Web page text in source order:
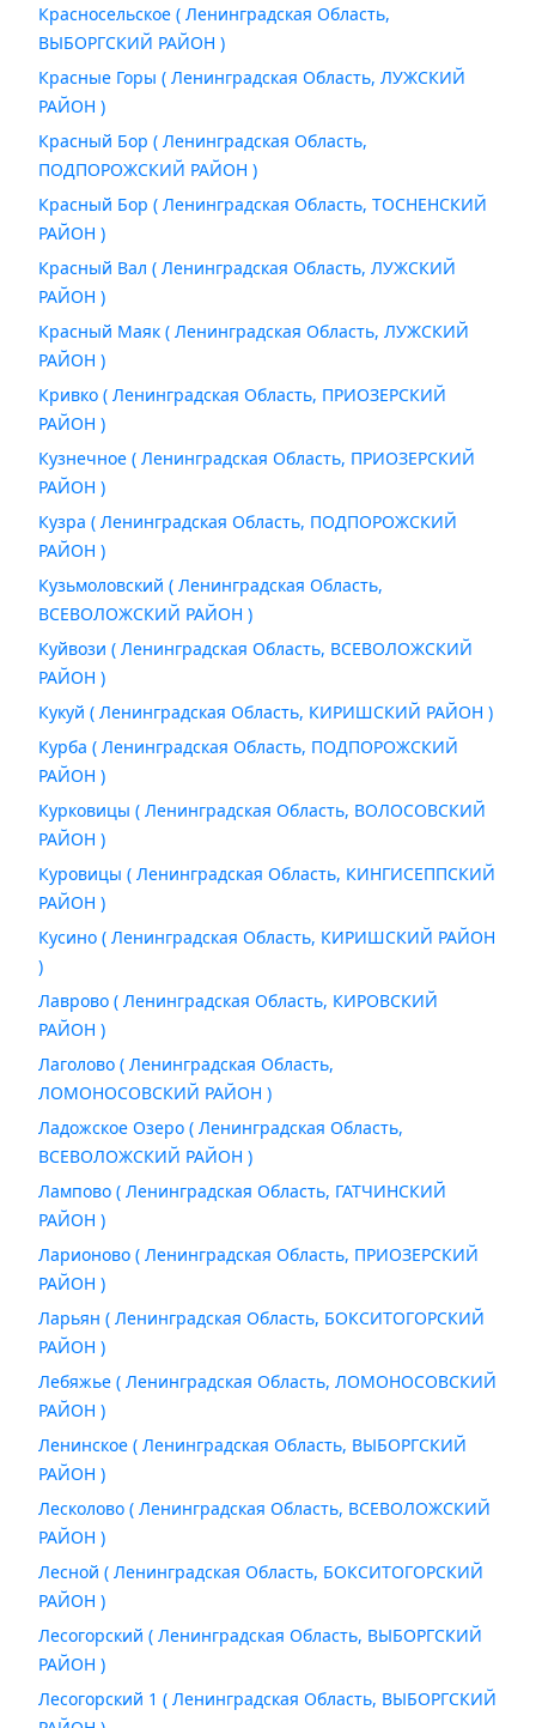
Красносельское ( Ленинградская Область,
ВЫБОРГСКИЙ РАЙОН )
Красные Горы ( Ленинградская Область, ЛУЖСКИЙ
РАЙОН )
Красный Бор ( Ленинградская Область,
ПОДПОРОЖСКИЙ РАЙОН )
Красный Бор ( Ленинградская Область, ТОСНЕНСКИЙ
РАЙОН )
Красный Вал ( Ленинградская Область, ЛУЖСКИЙ
РАЙОН )
Красный Маяк ( Ленинградская Область, ЛУЖСКИЙ
РАЙОН )
Кривко ( Ленинградская Область, ПРИОЗЕРСКИЙ
РАЙОН )
Кузнечное ( Ленинградская Область, ПРИОЗЕРСКИЙ
РАЙОН )
Кузра ( Ленинградская Область, ПОДПОРОЖСКИЙ
РАЙОН )
Кузьмоловский ( Ленинградская Область,
ВСЕВОЛОЖСКИЙ РАЙОН )
Куйвози ( Ленинградская Область, ВСЕВОЛОЖСКИЙ
РАЙОН )
Кукуй ( Ленинградская Область, КИРИШСКИЙ РАЙОН )
Курба ( Ленинградская Область, ПОДПОРОЖСКИЙ
РАЙОН )
Курковицы ( Ленинградская Область, ВОЛОСОВСКИЙ
РАЙОН )
Куровицы ( Ленинградская Область, КИНГИСЕППСКИЙ
РАЙОН )
Кусино ( Ленинградская Область, КИРИШСКИЙ РАЙОН
)
Лаврово ( Ленинградская Область, КИРОВСКИЙ
РАЙОН )
Лаголово ( Ленинградская Область,
ЛОМОНОСОВСКИЙ РАЙОН )
Ладожское Озеро ( Ленинградская Область,
ВСЕВОЛОЖСКИЙ РАЙОН )
Лампово ( Ленинградская Область, ГАТЧИНСКИЙ
РАЙОН )
Ларионово ( Ленинградская Область, ПРИОЗЕРСКИЙ
РАЙОН )
Ларьян ( Ленинградская Область, БОКСИТОГОРСКИЙ
РАЙОН )
Лебяжье ( Ленинградская Область, ЛОМОНОСОВСКИЙ
РАЙОН )
Ленинское ( Ленинградская Область, ВЫБОРГСКИЙ
РАЙОН )
Лесколово ( Ленинградская Область, ВСЕВОЛОЖСКИЙ
РАЙОН )
Лесной ( Ленинградская Область, БОКСИТОГОРСКИЙ
РАЙОН )
Лесогорский ( Ленинградская Область, ВЫБОРГСКИЙ
РАЙОН )
Лесогорский 1 ( Ленинградская Область, ВЫБОРГСКИЙ